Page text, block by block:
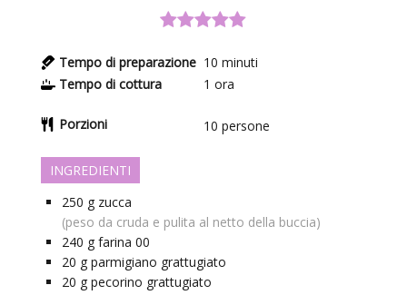
Tempo di preparazione 10 minuti
Tempo di cottura
1 ora
Porzioni 10 persone
INGREDIENTI
250 g zucca
(peso da cruda e pulita al netto della buccia)
240 g farina 00
20 g parmigiano grattugiato
20 g pecorino grattugiato